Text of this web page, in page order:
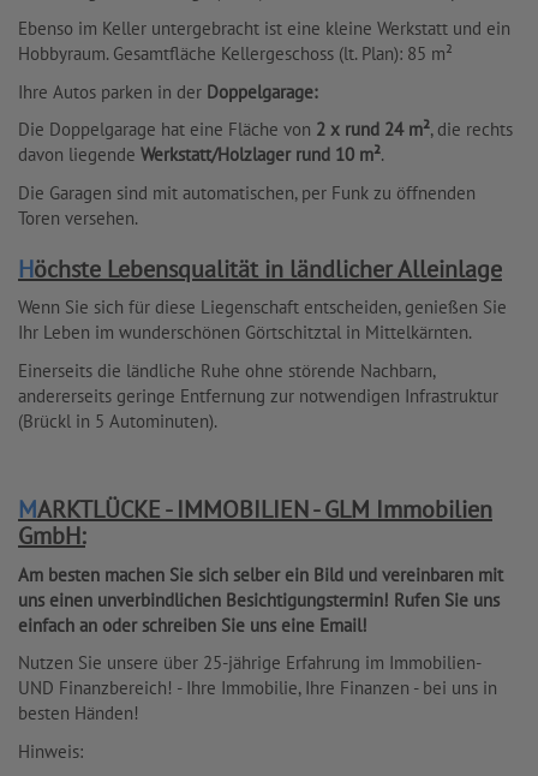
Ebenso im Keller untergebracht ist eine kleine Werkstatt und ein
Hobbyraum. Gesamtfläche Kellergeschoss (lt. Plan): 85 m²
Ihre Autos parken in der Doppelgarage:
Die Doppelgarage hat eine Fläche von 2 x rund 24 m², die rechts
davon liegende Werkstatt/Holzlager rund 10 m².
Die Garagen sind mit automatischen, per Funk zu öffnenden
Toren versehen.
Höchste Lebensqualität in ländlicher Alleinlage
Wenn Sie sich für diese Liegenschaft entscheiden, genießen Sie
Ihr Leben im wunderschönen Görtschitztal in Mittelkärnten.
Einerseits die ländliche Ruhe ohne störende Nachbarn,
andererseits geringe Entfernung zur notwendigen Infrastruktur
(Brückl in 5 Autominuten).
MARKTLÜCKE - IMMOBILIEN - GLM Immobilien
GmbH:
Am besten machen Sie sich selber ein Bild und vereinbaren mit
uns einen unverbindlichen Besichtigungstermin! Rufen Sie uns
einfach an oder schreiben Sie uns eine Email!
Nutzen Sie unsere über 25-jährige Erfahrung im Immobilien-
UND Finanzbereich! - Ihre Immobilie, Ihre Finanzen - bei uns in
besten Händen!
Hinweis: